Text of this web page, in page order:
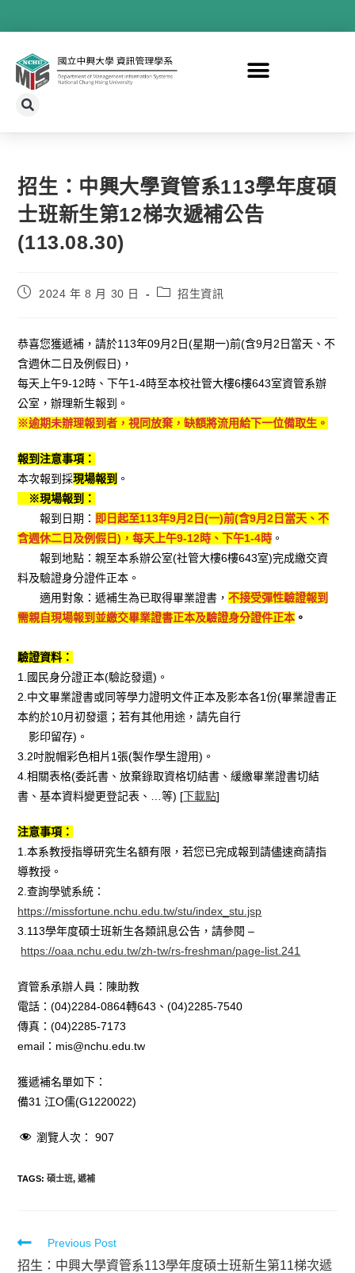
招生：中興大學資管系113學年度碩
士班新生第12梯次遞補公告
(113.08.30)
2024 年 8 月 30 日 招生資訊
恭喜您獲遞補，請於113年09月2日(星期一)前(含9月2日當天、不
含週休二日及例假日)，
每天上午9-12時、下午1-4時至本校社管大樓6樓643室資管系辦
公室，辦理新生報到。
※逾期未辦理報到者，視同放棄，缺額將流用給下一位備取生。
報到注意事項：
本次報到採現場報到 。
※現場報到：
報到日期： 即日起至113年9月2日(一)前(含9月2日當天、不
含週休二日及例假日)，每天上午9-12時、下午1-4時 。
報到地點：親至本系辦公室(社管大樓6樓643室)完成繳交資
料及驗證身分證件正本。
適用對象：遞補生為已取得畢業證書，不接受彈性驗證報到
需親自現場報到並繳交畢業證書正本及驗證身分證件正本 。
驗證資料：
1.國民身分證正本(驗訖發還)。
2.中文畢業證書或同等學力證明文件正本及影本各1份(畢業證書正
本約於10月初發還；若有其他用途，請先自行
影印留存)。
3.2吋脫帽彩色相片1張(製作學生證用)。
4.相關表格(委託書、放棄錄取資格切結書、緩繳畢業證書切結
書、基本資料變更登記表、…等) [下載點]
注意事項：
1.本系教授指導研究生名額有限，若您已完成報到請儘速商請指
導教授。
2.查詢學號系統：
https://missfortune.nchu.edu.tw/stu/index_stu.jsp
3.113學年度碩士班新生各類訊息公告，請參閱 –
https://oaa.nchu.edu.tw/zh-tw/rs-freshman/page-list.241
資管系承辦人員：陳助教
電話：(04)2284-0864轉643、(04)2285-7540
傳真：(04)2285-7173
email：mis@nchu.edu.tw
獲遞補名單如下：
備31 江O儒(G1220022)
瀏覽人次： 907
TAGS:碩士班, 遞補
Previous Post
招生：中興大學資管系113學年度碩士班新生第11梯次遞